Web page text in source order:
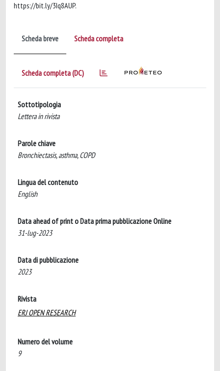
https://bit.ly/3Iq8AUP.
Scheda breve Scheda completa
Scheda completa (DC)
Sottotipologia
Lettera in rivista
Parole chiave
Bronchiectasis, asthma, COPD
Lingua del contenuto
English
Data ahead of print o Data prima pubblicazione Online
31-lug-2023
Data di pubblicazione
2023
Rivista
ERJ OPEN RESEARCH
Numero del volume
9